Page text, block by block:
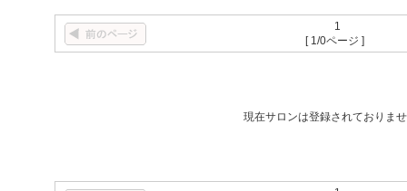
1
[ 1/0ページ ]
現在サロンは登録されておりま